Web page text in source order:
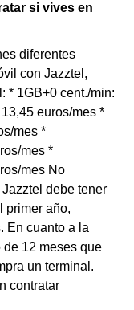
si vives en
diferentes
con Jazztel,
* 1GB+0 cent./min:
euros/mes *
mes *
mes *
mes No
debe tener
primer año,
En cuanto a la
12 meses que
un terminal.
contratar